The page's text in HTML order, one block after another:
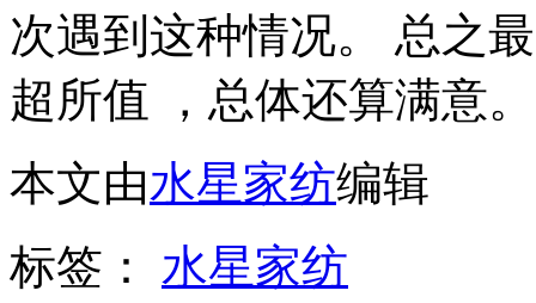
次遇到这种情况。 总之
超所值 ，总体还算满意。
本文由水星家纺编辑
标签： 水星家纺